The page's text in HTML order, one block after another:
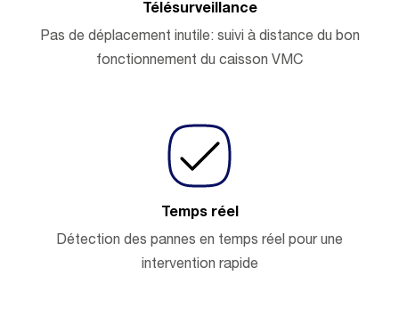
Télésurveillance
Pas de déplacement inutile: suivi à distance du bon
fonctionnement du caisson VMC
Temps réel
Détection des pannes en temps réel pour une
intervention rapide